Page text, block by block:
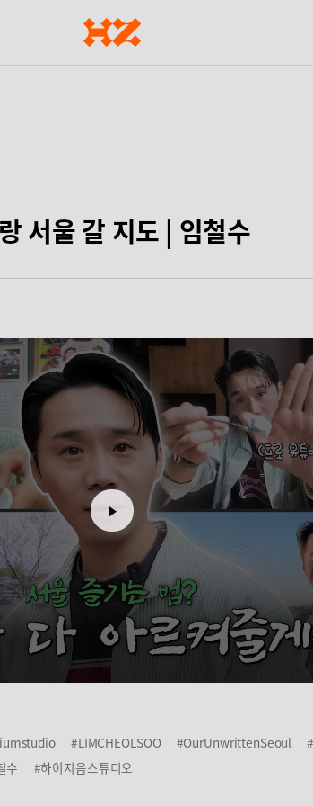
서울 갈 지도 | 임철수
#LIMCHEOLSOO #OurUnwrittenSeoul
수 #하이지음스튜디오